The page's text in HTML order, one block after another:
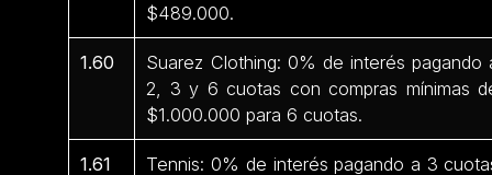
$489.000.
1.60
Suarez Clothing: 0% de interés pagando
2, 3 y 6 cuotas con compras mínimas
$1.000.000 para 6 cuotas.
1.61 Tennis: 0% de interés pagando a 3